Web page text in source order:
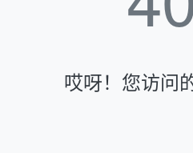
哎呀！您访问